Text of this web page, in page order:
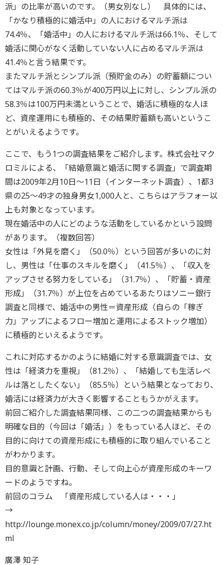
派」の比率が高いのです。（男女別なし） 具体的には、
「かなり積極的に婚活中」の人におけるマルチ派は
74.4％、「婚活中」の人におけるマルチ派は66.1％、そして
婚活に関心がなく活動していない人に占めるマルチ派は
41.4％と言う結果です。
またマルチ派とシンプル派（預貯金のみ）の貯蓄額につい
てはマルチ派の60.3％が400万円以上に対し、シンプル派の
58.3％は100万円未満ということで、婚活に積極的な人ほ
ど、資産運用にも積極的、その結果貯蓄額も高いというこ
とがいえるようです。
ここで、もう1つの調査結果をご紹介します。株式会社マク
ロミルによる、「結婚意識と婚活に関する調査」で調査期
間は2009年2月10日～11日（インターネット調査）、1都3
県の25～49才の独身男女1,000人と、こちらはアラフォー以
上も対象となっています。
現在婚活中の人にどのような活動をしているかという設問
があります。（複数回答）
女性は「外見を磨く」（50.0％）という回答が多いのに対
し、男性は「仕事のスキルを磨く」（41.5％）、「収入を
アップさせる努力をしている」（31.7％）、「貯蓄・資産
形成」（31.7％）が上位を占めているあたりはソニー銀行
調査と同様で、婚活中の男性＝資産形成（自らの「稼ぎ
力」アップによるフロー増加と運用によるストック増加）
に積極的といえるようです。
これに対応するかのように結婚に対する意識調査では、女
性は「経済力を重視」（81.2％）、「結婚しても生活レベ
ルは落としたくない」（85.5％）という結果となっており、
婚活には経済力が大きく影響することもうかがえます。
前回ご紹介した調査結果同様、この二つの調査結果からも
明確な目的（今回は「婚活」）をもっている人ほど、その
目的に向けての資産形成にも積極的に取り組んでいること
がわかります。
目的意識と計画、行動、そして向上心が資産形成のキーワ
ードのようですね。
前回のコラム 「資産形成している人は・・・」
→
http://lounge.monex.co.jp/column/money/2009/07/27.ht
ml
廣澤 知子